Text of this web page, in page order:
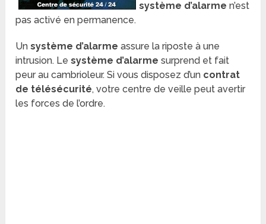
système d’alarme n’est
pas activé en permanence.
Unsystème d’alarme assure la riposte à une
intrusion. Lesystème d’alarmesurprend et fait
peur au cambrioleur. Si vous disposez d’un contrat
de télésécurité, votre centre de veille peut avertir
les forces de l’ordre.